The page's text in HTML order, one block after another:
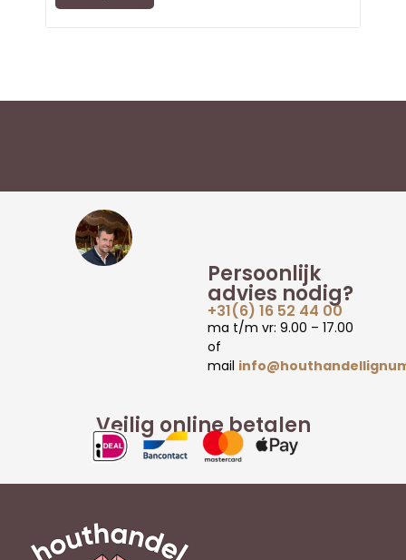
Veilig online betalen
Persoonlijk
advies nodig?
+31(6) 16 52 44 00
ma t/m vr: 9.00 – 17.00
of
mail